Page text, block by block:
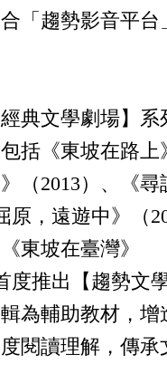
「趨勢影音平台
典文學劇場】系
括《東坡在路上
（2013）、《
原，遠遊中》（
東坡在臺灣》
度推出【趨勢文
為輔助教材，增
閱讀理解，傳承